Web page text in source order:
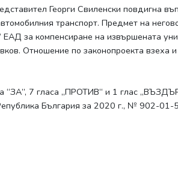
Георги Свиленски повдигна
транспорт. Предмет на
за компенсиране на извършената
Отношение по законопроекта взеха и
“ЗА”, 7 гласа „ПРОТИВ“ и 1 глас
България за 2020 г., № 902-01-